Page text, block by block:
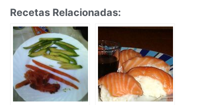
Recetas Relacionadas: